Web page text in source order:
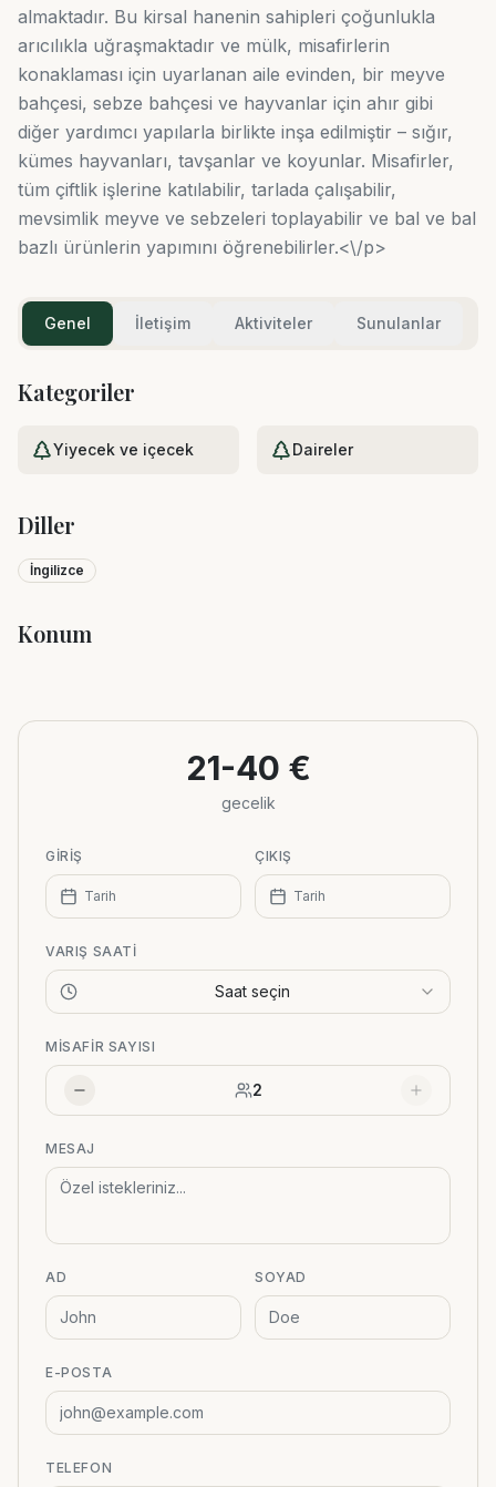
almaktadır. Bu kirsal hanenin sahipleri çoğunlukla
arıcılıkla uğraşmaktadır ve mülk, misafirlerin
konaklaması için uyarlanan aile evinden, bir meyve
bahçesi, sebze bahçesi ve hayvanlar için ahır gibi
diğer yardımcı yapılarla birlikte inşa edilmiştir – sığır,
kümes hayvanları, tavşanlar ve koyunlar. Misafirler,
tüm çiftlik işlerine katılabilir, tarlada çalışabilir,
mevsimlik meyve ve sebzeleri toplayabilir ve bal ve bal
bazlı ürünlerin yapımını öğrenebilirler.<\/p>
Genel İletişim Aktiviteler Sunulanlar
Kategoriler
Yiyecek ve içecek Daireler
Diller
İngilizce
Konum
−
21-40 €
gecelik
GIRIŞ
Tarih
ÇIKIŞ
Tarih
VARIŞ SAATI
Saat seçin
MISAFIR SAYISI
2
MESAJ
AD SOYAD
E-POSTA
TELEFON